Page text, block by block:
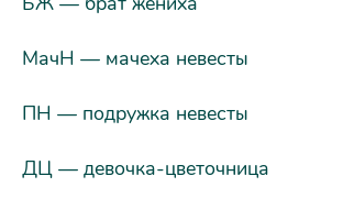
МачН — мачеха невесты
ПН — подружка невесты
ДЦ — девочка-цветочница